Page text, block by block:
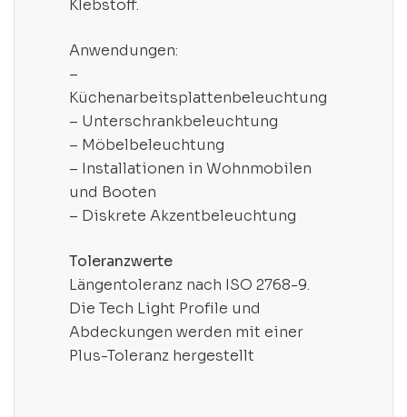
Klebstoff.
Anwendungen:
–
Küchenarbeitsplattenbeleuchtung
– Unterschrankbeleuchtung
– Möbelbeleuchtung
– Installationen in Wohnmobilen
und Booten
– Diskrete Akzentbeleuchtung
Toleranzwerte
Längentoleranz nach ISO 2768-9.
Die Tech Light Profile und
Abdeckungen werden mit einer
Plus-Toleranz hergestellt